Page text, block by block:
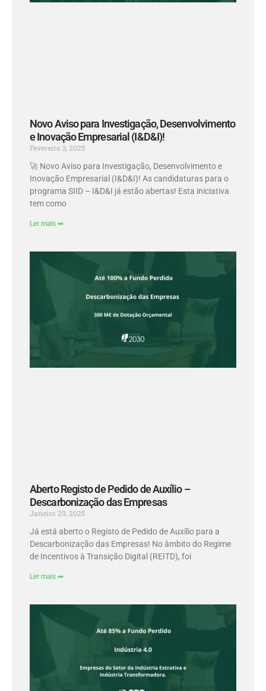
Novo Aviso para Investigação, Desenvolvimento
e Inovação Empresarial (I&D&I)!
Fevereiro 3, 2025
🚀 Novo Aviso para Investigação, Desenvolvimento e
Inovação Empresarial (I&D&I)! As candidaturas para o
programa SIID – I&D&I já estão abertas! Esta iniciativa
tem como
Ler mais ➡
Aberto Registo de Pedido de Auxílio –
Descarbonização das Empresas
Janeiro 29, 2025
Já está aberto o Registo de Pedido de Auxílio para a
Descarbonização das Empresas! No âmbito do Regime
de Incentivos à Transição Digital (REITD), foi
Ler mais ➡